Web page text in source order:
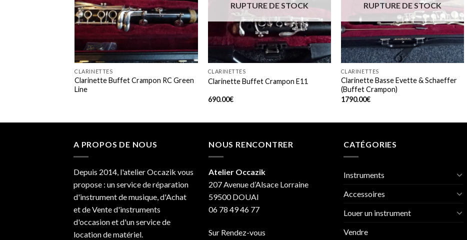
+
CLARINETTES
Clarinette Buffet Crampon RC Green
Line
RUPTURE DE STOCK
CLARINETTES
Clarinette Buffet Crampon E11
690.00€
+
RUPTURE DE STOCK
CLARINETTES
Clarinette Basse Evette & Schaeffer
(Buffet Crampon)
1790.00€
A PROPOS DE NOUS
Depuis 2014, l'atelier Occazik vous
propose : un service de réparation
d'instrument de musique, d'Achat
et de Vente d'instruments
d'occasion et d'un service de
location de matériel.
NOUS RENCONTRER
Atelier Occazik
207 Avenue d’Alsace Lorraine
59500 DOUAI
06 78 49 46 77
Sur Rendez-vous
CATÉGORIES
Instruments
Accessoires
Louer un instrument
Vendre